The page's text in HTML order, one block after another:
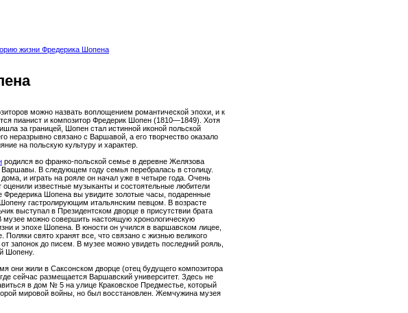
жизни Фредерика Шопена
можно назвать воплощением романтической эпохи, и к
пианист и композитор Фредерик Шопен (1810—1849). Хотя
за границей, Шопен стал истинной иконой польской
неразрывно связано с Варшавой, а его творчество оказало
на польскую культуру и характер.
родился во франко-польской семье в деревне Желязова
Варшавы. В следующем году семья перебралась в столицу.
и играть на рояле он начал уже в четыре года. Очень
оценили известные музыканты и состоятельные любители
Фредерика Шопена вы увидите золотые часы, подаренные
гастролирующим итальянским певцом. В возрасте
выступал в Президентском дворце в присутствии брата
музее можно совершить настоящую хронологическую
и эпохе Шопена. В юности он учился в варшавском лицее,
Поляки свято хранят все, что связано с жизнью великого
запонок до писем. В музее можно увидеть последний рояль,
Шопену.
жили в Саксонском дворце (отец будущего композитора
сейчас размещается Варшавский университет. Здесь не
в дом № 5 на улице Краковское Предместье, который
мировой войны, но был восстановлен. Жемчужина музея